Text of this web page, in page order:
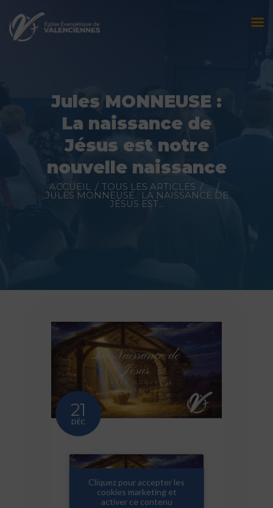
Jules MONNEUSE :
La naissance de
Jésus est notre
nouvelle naissance
ACCUEIL TOUS LES ARTICLES ...
JULES MONNEUSE : LA NAISSANCE DE
JÉSUS EST...
Évènements
Prédications
Nous contacter
Faire un don
21
DÉC
Cliquez pour accepter les
cookies marketing et
activer ce contenu